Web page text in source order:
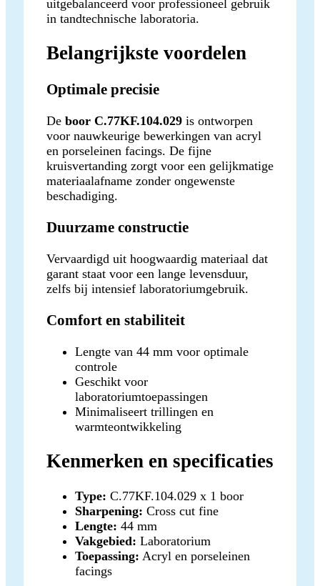
uitgebalanceerd voor professioneel gebruik
in tandtechnische laboratoria.
Belangrijkste voordelen
Optimale precisie
De boor C.77KF.104.029 is ontworpen
voor nauwkeurige bewerkingen van acryl
en porseleinen facings. De fijne
kruisvertanding zorgt voor een gelijkmatige
materiaalafname zonder ongewenste
beschadiging.
Duurzame constructie
Vervaardigd uit hoogwaardig materiaal dat
garant staat voor een lange levensduur,
zelfs bij intensief laboratoriumgebruik.
Comfort en stabiliteit
Lengte van 44 mm voor optimale
controle
Geschikt voor
laboratoriumtoepassingen
Minimaliseert trillingen en
warmteontwikkeling
Kenmerken en specificaties
Type: C.77KF.104.029 x 1 boor
Sharpening: Cross cut fine
Lengte: 44 mm
Vakgebied: Laboratorium
Toepassing: Acryl en porseleinen
facings